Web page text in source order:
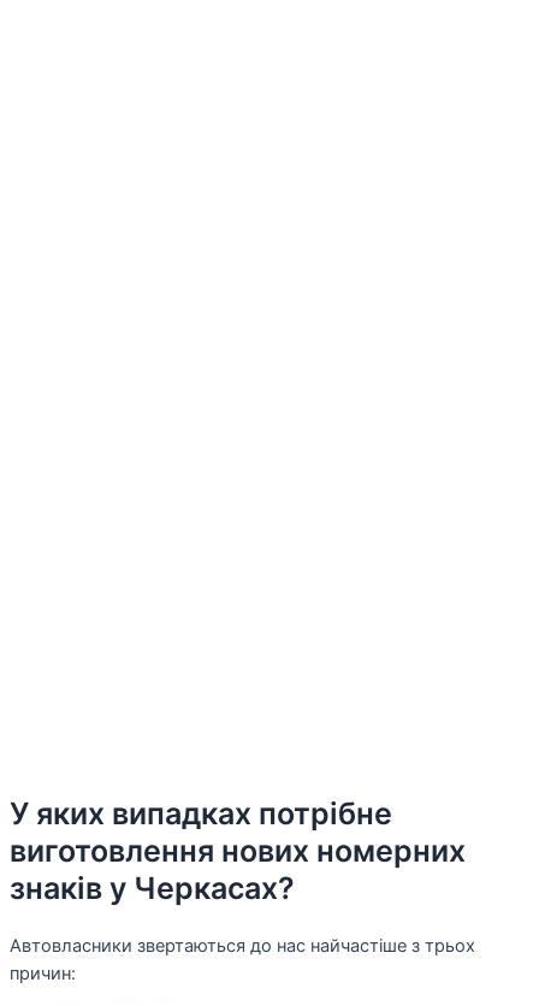
У яких випадках потрібне
виготовлення нових номерних
знаків у Черкасах?
Автовласники звертаються до нас найчастіше з трьох
причин: